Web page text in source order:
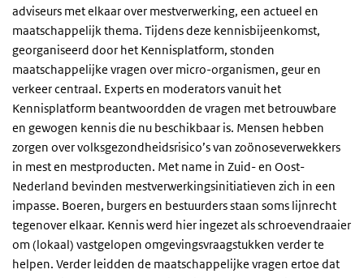
adviseurs met elkaar over mestverwerking, een actueel en
maatschappelijk thema. Tijdens deze kennisbijeenkomst,
georganiseerd door het Kennisplatform, stonden
maatschappelijke vragen over micro-organismen, geur en
verkeer centraal. Experts en moderators vanuit het
Kennisplatform beantwoordden de vragen met betrouwbare
en gewogen kennis die nu beschikbaar is. Mensen hebben
zorgen over volksgezondheidsrisico’s van zoönoseverwekkers
in mest en mestproducten. Met name in Zuid- en Oost-
Nederland bevinden mestverwerkingsinitiatieven zich in een
impasse. Boeren, burgers en bestuurders staan soms lijnrecht
tegenover elkaar. Kennis werd hier ingezet als schroevendraaier
om (lokaal) vastgelopen omgevingsvraagstukken verder te
helpen. Verder leidden de maatschappelijke vragen ertoe dat